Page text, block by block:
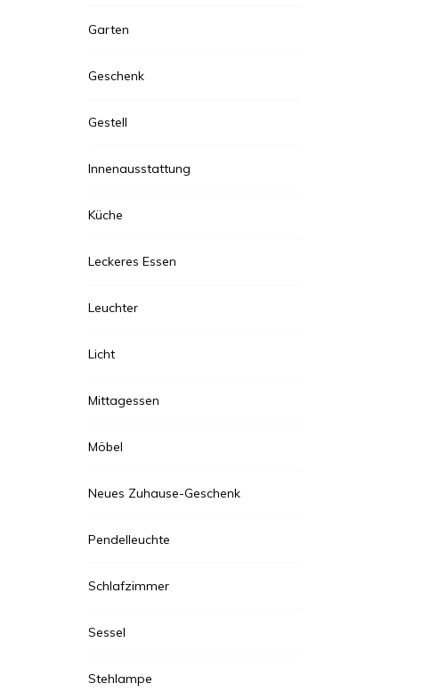
Juni 8, 2026 2 Monaten
Neue chinesische Bambus-
Garten
Geschenk
Gestell
Innenausstattung
Küche
Leckeres Essen
Leuchter
Licht
Mittagessen
Möbel
Neues Zuhause-Geschenk
Pendelleuchte
Schlafzimmer
Sessel
Stehlampe